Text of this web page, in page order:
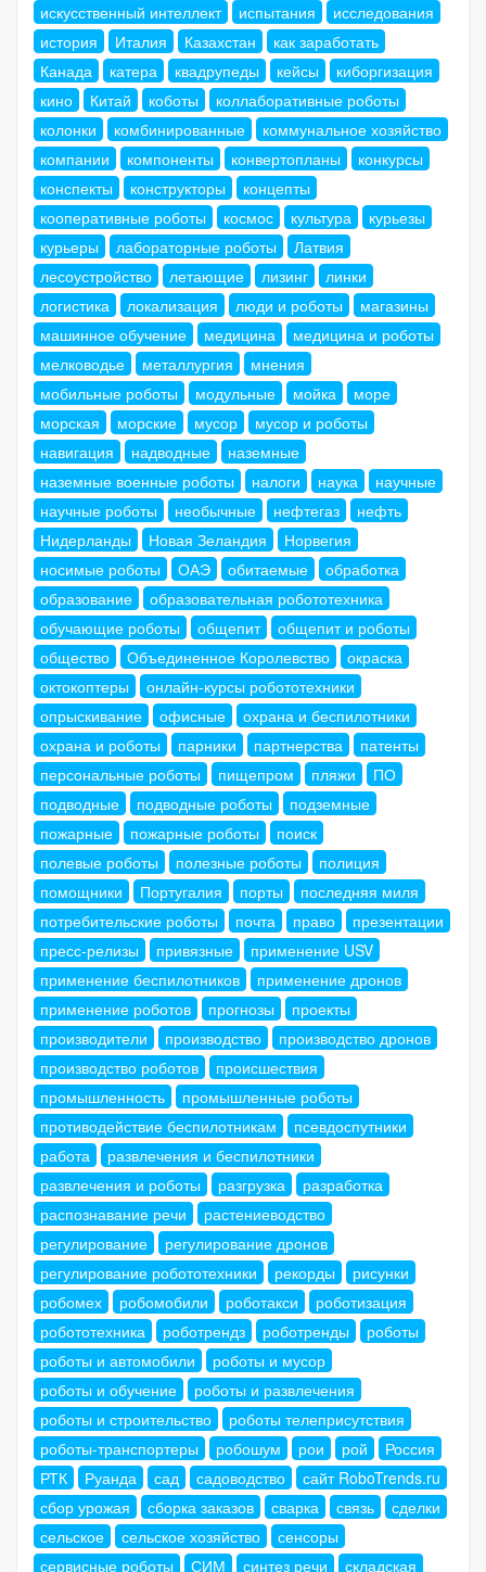
искусственный интеллект
испытания
исследования
история
Италия Казахстан
как заработать
Канада
катера квадрупеды кейсы
киборгизация
кино
Китай коботы
коллаборативные роботы
колонки
комбинированные
коммунальное хозяйство
компании
компоненты конвертопланы
конкурсы
конспекты
конструкторы
концепты
кооперативные роботы
космос культура
курьезы
курьеры
лабораторные роботы
Латвия
лесоустройство
летающие лизинг
линки
логистика
локализация люди и роботы
магазины
машинное обучение
медицина
медицина и роботы
мелководье
металлургия
мнения
мобильные роботы
модульные мойка
море
морская
морские мусор
мусор и роботы
навигация
надводные
наземные
наземные военные роботы
налоги наука
научные
научные роботы
необычные нефтегаз
нефть
Нидерланды
Новая Зеландия
Норвегия
носимые роботы
ОАЭ обитаемые
обработка
образование
образовательная робототехника
обучающие роботы
общепит
общепит и роботы
общество
Объединенное Королевство
окраска
октокоптеры
онлайн-курсы робототехники
опрыскивание
офисные
охрана и беспилотники
охрана и роботы
парники партнерства
патенты
персональные роботы
пищепром пляжи
ПО
подводные
подводные роботы
подземные
пожарные
пожарные роботы
поиск
полевые роботы
полезные роботы
полиция
помощники
Португалия порты
последняя миля
потребительские роботы
почта право
презентации
пресс-релизы
привязные
применение USV
применение беспилотников
применение дронов
применение роботов
прогнозы
проекты
производители
производство
производство дронов
производство роботов
происшествия
промышленность
промышленные роботы
противодействие беспилотникам
псевдоспутники
работа
развлечения и беспилотники
развлечения и роботы
разгрузка
разработка
распознавание речи
растениеводство
регулирование
регулирование дронов
регулирование робототехники
рекорды
рисунки
робомех
робомобили роботакси
роботизация
робототехника
роботрендз роботренды
роботы
роботы и автомобили
роботы и мусор
роботы и обучение
роботы и развлечения
роботы и строительство
роботы телеприсутствия
роботы-транспортеры
робошум рои рой
Россия
РТК
Руанда сад садоводство
сайт RoboTrends.ru
сбор урожая
сборка заказов сварка связь
сделки
сельское
сельское хозяйство
сенсоры
сервисные роботы
СИМ синтез речи
складская